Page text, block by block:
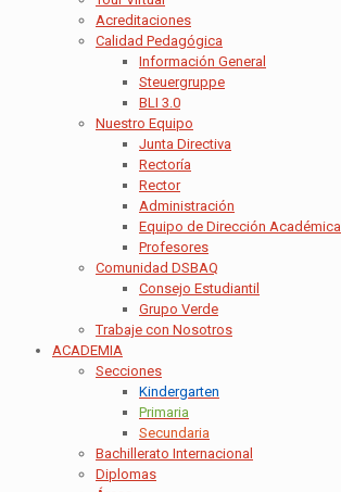
Acreditaciones
Calidad Pedagógica
Información General
Steuergruppe
BLI 3.0
Nuestro Equipo
Junta Directiva
Rectoría
Rector
Administración
Equipo de Dirección Académica
Profesores
Comunidad DSBAQ
Consejo Estudiantil
Grupo Verde
Trabaje con Nosotros
ACADEMIA
Secciones
Kindergarten
Primaria
Secundaria
Bachillerato Internacional
Diplomas